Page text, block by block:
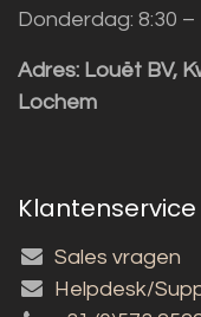
Donderdag: 8:30 –
Adres: Louët BV,
Lochem
Klantenservice
Sales vragen
Helpdesk/